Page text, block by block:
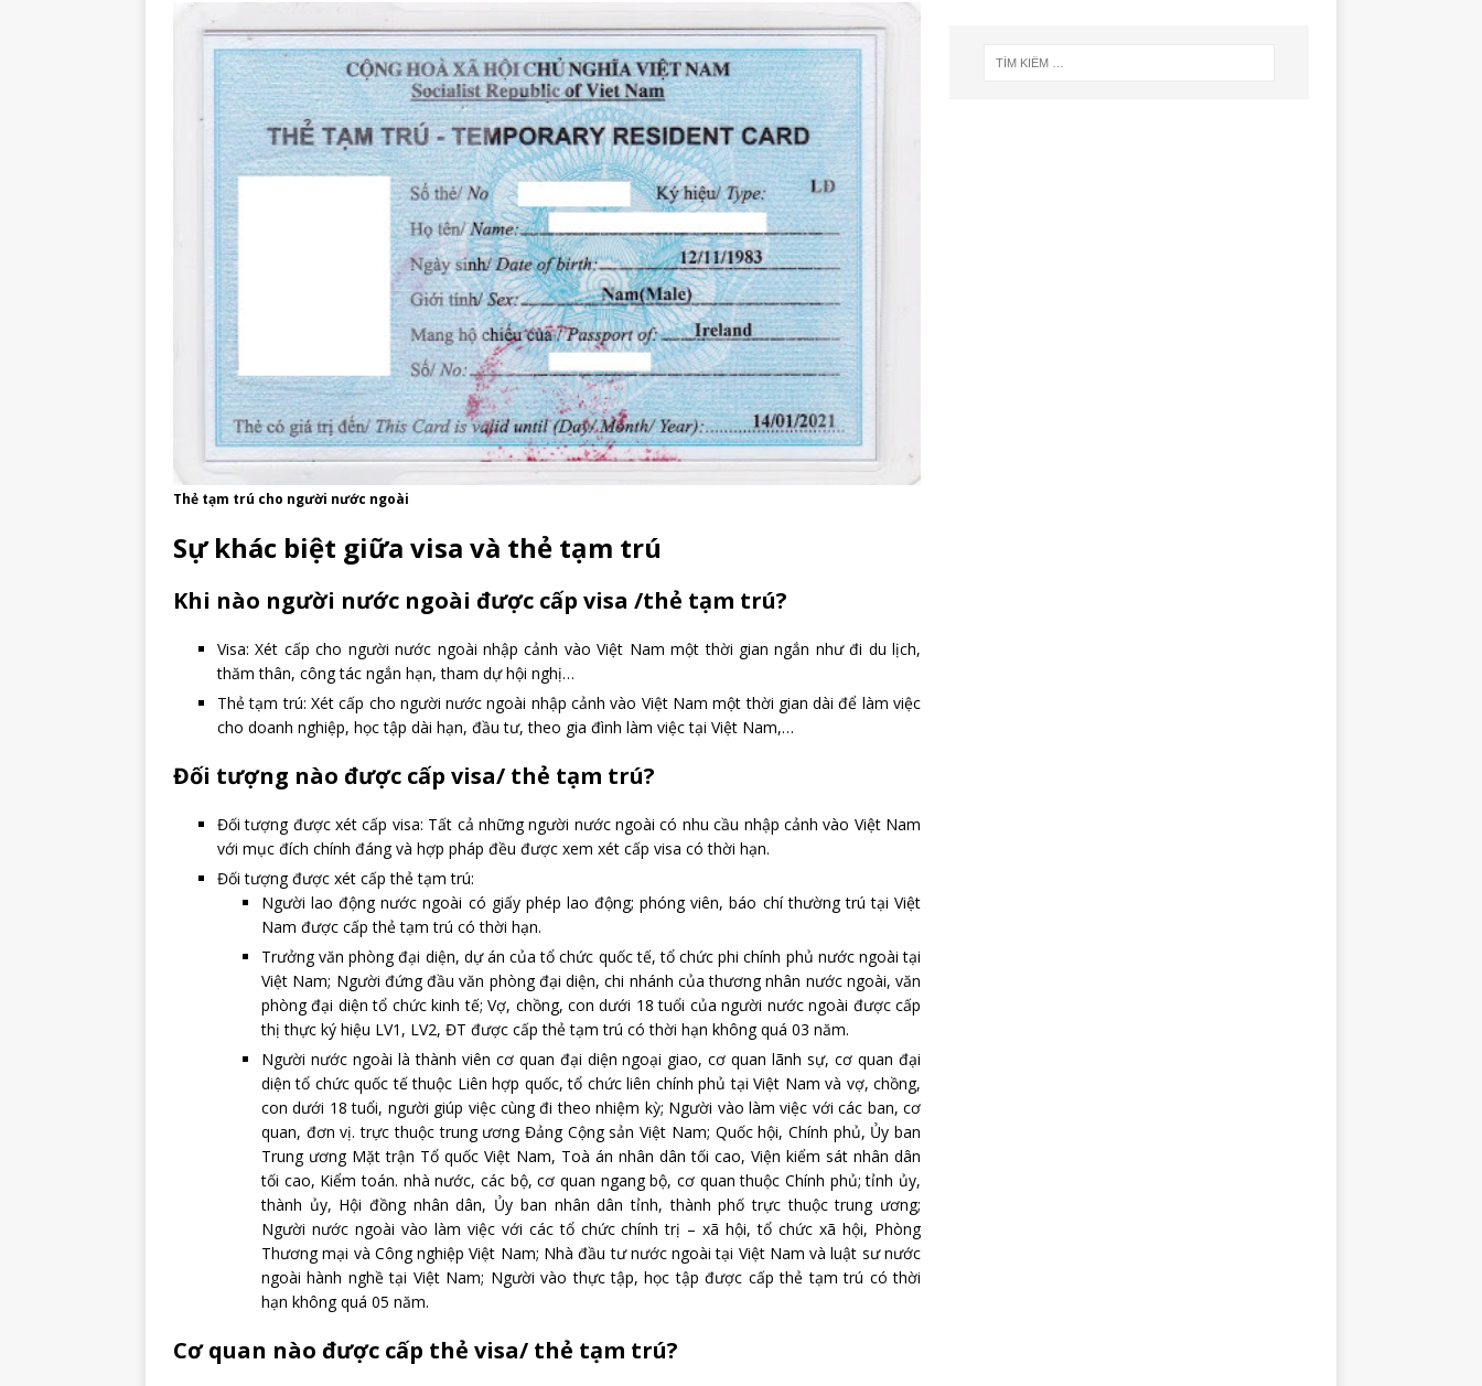
Thẻ tạm trú cho người nước ngoài
Sự khác biệt giữa visa và thẻ tạm trú
Khi nào người nước ngoài được cấp visa /thẻ tạm trú?
Visa: Xét cấp cho người nước ngoài nhập cảnh vào Việt Nam một thời gian ngắn như đi du lịch,
thăm thân, công tác ngắn hạn, tham dự hội nghị…
Thẻ tạm trú: Xét cấp cho người nước ngoài nhập cảnh vào Việt Nam một thời gian dài để làm việc
cho doanh nghiệp, học tập dài hạn, đầu tư, theo gia đình làm việc tại Việt Nam,…
Đối tượng nào được cấp visa/ thẻ tạm trú?
Đối tượng được xét cấp visa: Tất cả những người nước ngoài có nhu cầu nhập cảnh vào Việt Nam
với mục đích chính đáng và hợp pháp đều được xem xét cấp visa có thời hạn.
Đối tượng được xét cấp thẻ tạm trú:
Người lao động nước ngoài có giấy phép lao động; phóng viên, báo chí thường trú tại Việt
Nam được cấp thẻ tạm trú có thời hạn.
Trưởng văn phòng đại diện, dự án của tổ chức quốc tế, tổ chức phi chính phủ nước ngoài tại
Việt Nam; Người đứng đầu văn phòng đại diện, chi nhánh của thương nhân nước ngoài, văn
phòng đại diện tổ chức kinh tế; Vợ, chồng, con dưới 18 tuổi của người nước ngoài được cấp
thị thực ký hiệu LV1, LV2, ĐT được cấp thẻ tạm trú có thời hạn không quá 03 năm.
Người nước ngoài là thành viên cơ quan đại diện ngoại giao, cơ quan lãnh sự, cơ quan đại
diện tổ chức quốc tế thuộc Liên hợp quốc, tổ chức liên chính phủ tại Việt Nam và vợ, chồng,
con dưới 18 tuổi, người giúp việc cùng đi theo nhiệm kỳ; Người vào làm việc với các ban, cơ
quan, đơn vị. trực thuộc trung ương Đảng Cộng sản Việt Nam; Quốc hội, Chính phủ, Ủy ban
Trung ương Mặt trận Tổ quốc Việt Nam, Toà án nhân dân tối cao, Viện kiểm sát nhân dân
tối cao, Kiểm toán. nhà nước, các bộ, cơ quan ngang bộ, cơ quan thuộc Chính phủ; tỉnh ủy,
thành ủy, Hội đồng nhân dân, Ủy ban nhân dân tỉnh, thành phố trực thuộc trung ương;
Người nước ngoài vào làm việc với các tổ chức chính trị – xã hội, tổ chức xã hội, Phòng
Thương mại và Công nghiệp Việt Nam; Nhà đầu tư nước ngoài tại Việt Nam và luật sư nước
ngoài hành nghề tại Việt Nam; Người vào thực tập, học tập được cấp thẻ tạm trú có thời
hạn không quá 05 năm.
Cơ quan nào được cấp thẻ visa/ thẻ tạm trú?